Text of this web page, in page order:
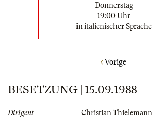
Donnerstag
19:00 Uhr
in italienischer Sprache
Vorige
BESETZUNG | 15.09.1988
Dirigent
Christian Thielemann